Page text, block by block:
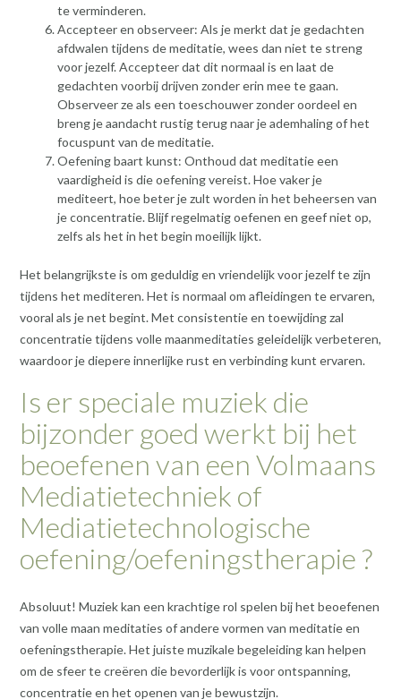
te verminderen.
Accepteer en observeer: Als je merkt dat je gedachten
afdwalen tijdens de meditatie, wees dan niet te streng
voor jezelf. Accepteer dat dit normaal is en laat de
gedachten voorbij drijven zonder erin mee te gaan.
Observeer ze als een toeschouwer zonder oordeel en
breng je aandacht rustig terug naar je ademhaling of het
focuspunt van de meditatie.
Oefening baart kunst: Onthoud dat meditatie een
vaardigheid is die oefening vereist. Hoe vaker je
mediteert, hoe beter je zult worden in het beheersen van
je concentratie. Blijf regelmatig oefenen en geef niet op,
zelfs als het in het begin moeilijk lijkt.
Het belangrijkste is om geduldig en vriendelijk voor jezelf te zijn
tijdens het mediteren. Het is normaal om afleidingen te ervaren,
vooral als je net begint. Met consistentie en toewijding zal
concentratie tijdens volle maanmeditaties geleidelijk verbeteren,
waardoor je diepere innerlijke rust en verbinding kunt ervaren.
Is er speciale muziek die
bijzonder goed werkt bij het
beoefenen van een Volmaans
Mediatietechniek of
Mediatietechnologische
oefening/oefeningstherapie ?
Absoluut! Muziek kan een krachtige rol spelen bij het beoefenen
van volle maan meditaties of andere vormen van meditatie en
oefeningstherapie. Het juiste muzikale begeleiding kan helpen
om de sfeer te creëren die bevorderlijk is voor ontspanning,
concentratie en het openen van je bewustzijn.